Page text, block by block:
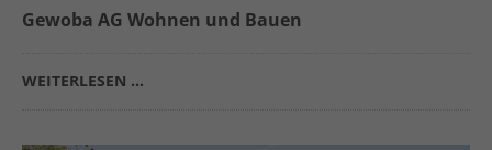
Gewoba AG Wohnen und Bauen
WEITERLESEN …